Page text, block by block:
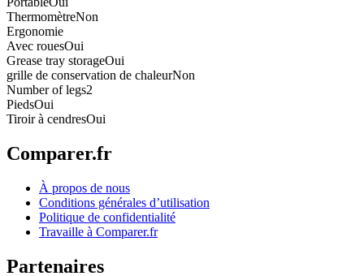
ThermomètreNon
Ergonomie
Avec rouesOui
Grease tray storageOui
grille de conservation de chaleurNon
Number of legs2
PiedsOui
Tiroir à cendresOui
Comparer.fr
À propos de nous
Conditions générales d’utilisation
Politique de confidentialité
Travaille à Comparer.fr
Partenaires